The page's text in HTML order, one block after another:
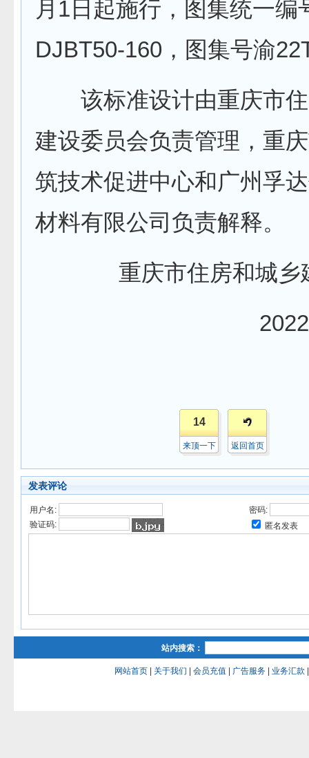
月1日起施行，图集统一编
DJBT50-160，图集号渝
该标准设计由重庆市住
建设委员会负责管理，重
筑技术促进中心和广州孚
材料有限公司负责解释。
重庆市住房和城乡
2022
14
来顶一下 返回首页
发表评论
用户名:
密码:
验证码:
匿名发表
站内搜索：
网站首页 关于我们 会员充值 广告服务 业务汇款